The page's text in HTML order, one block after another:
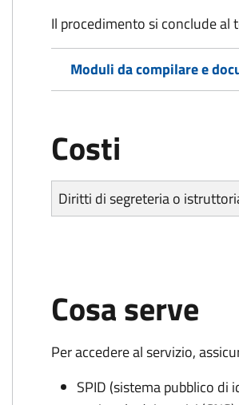
Il procedimento si conclude al
Moduli da compilare e
Costi
Diritti di segreteria o
Cosa serve
Per accedere al servizio,
SPID (sistema pubblico di